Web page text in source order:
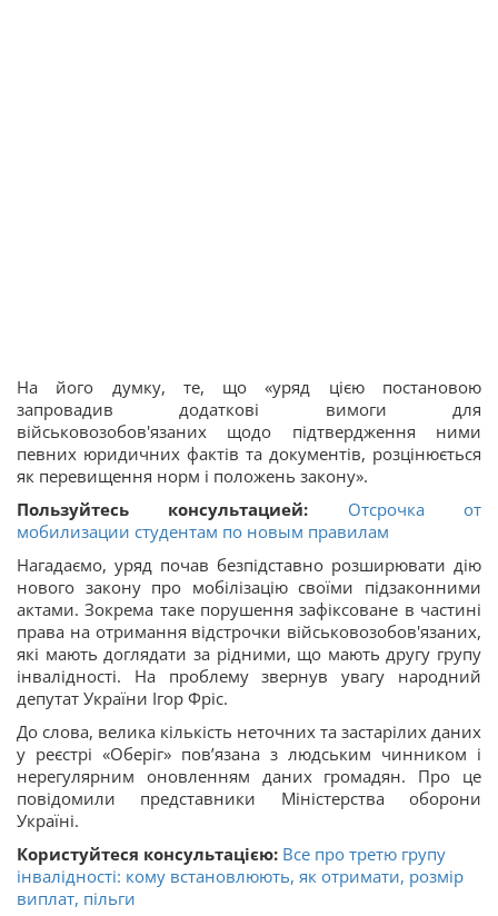
На його думку, те, що «уряд цією постановою
запровадив додаткові вимоги для
військовозобов'язаних щодо підтвердження ними
певних юридичних фактів та документів, розцінюється
як перевищення норм і положень закону».
Пользуйтесь консультацией:
Отсрочка от
мобилизации студентам по новым правилам
Нагадаємо, уряд почав безпідставно розширювати дію
нового закону про мобілізацію своїми підзаконними
актами. Зокрема таке порушення зафіксоване в частині
права на отримання відстрочки військовозобов'язаних,
які мають доглядати за рідними, що мають другу групу
інвалідності. На проблему звернув увагу народний
депутат України Ігор Фріс.
До слова, велика кількість неточних та застарілих даних
у реєстрі «Оберіг» пов’язана з людським чинником і
нерегулярним оновленням даних громадян. Про це
повідомили представники Міністерства оборони
Україні.
Користуйтеся консультацією: Все про третю групу
інвалідності: кому встановлюють, як отримати, розмір
виплат, пільги